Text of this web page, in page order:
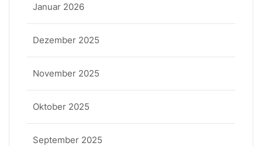
Januar 2026
Dezember 2025
November 2025
Oktober 2025
September 2025